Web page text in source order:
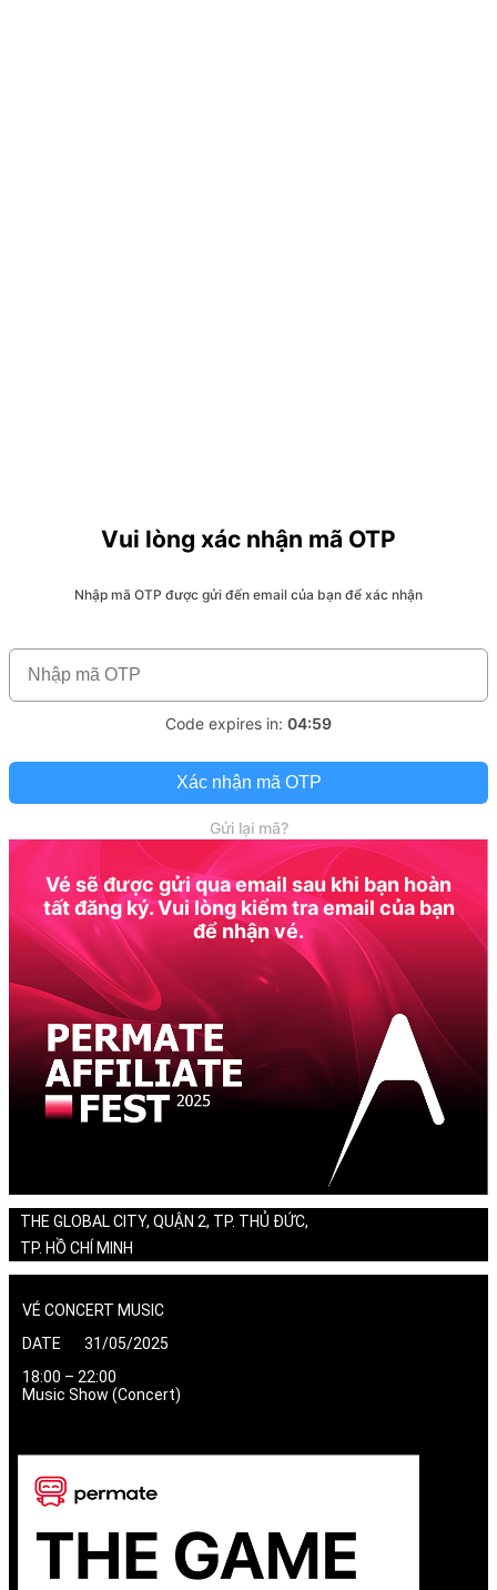
Vui lòng xác nhận mã OTP
Nhập mã OTP được gửi đến email của bạn để xác nhận
Code expires in: 04:59
Xác nhận mã OTP
Gửi lại mã?
Vé sẽ được gửi qua email sau khi bạn hoàn
tất đăng ký. Vui lòng kiểm tra email của bạn
để nhận vé.
THE GLOBAL CITY, QUẬN 2, TP. THỦ ĐỨC,
TP. HỒ CHÍ MINH
VÉ CONCERT MUSIC
DATE 31/05/2025
18:00 – 22:00
Music Show (Concert)